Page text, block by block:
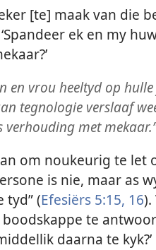
[te] maak van die
ek en my
en vrou heeltyd op
tegnologie verslaaf
met
om noukeurig te let
is nie, maar as
tyd” (Efesiërs 5:15, 16).
boodskappe te
daarna te kyk?’